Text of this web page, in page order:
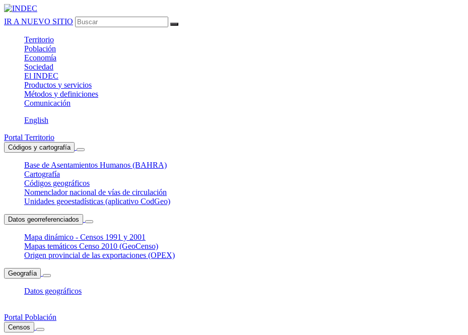
IR A NUEVO SITIO
Territorio
Población
Economía
Sociedad
El INDEC
Productos y servicios
Métodos y definiciones
Comunicación
English
Portal Territorio
Códigos y cartografía
Base de Asentamientos Humanos (BAHRA)
Cartografía
Códigos geográficos
Nomenclador nacional de vías de circulación
Unidades geoestadísticas (aplicativo CodGeo)
Datos georreferenciados
Mapa dinámico - Censos 1991 y 2001
Mapas temáticos Censo 2010 (GeoCenso)
Origen provincial de las exportaciones (OPEX)
Geografía
Datos geográficos
Portal Población
Censos